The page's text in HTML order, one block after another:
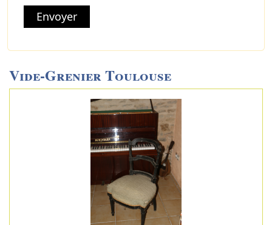
Envoyer
Vide-Grenier Toulouse